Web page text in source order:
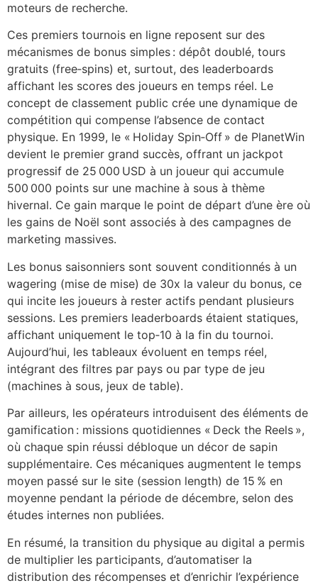
moteurs de recherche.
Ces premiers tournois en ligne reposent sur des
mécanismes de bonus simples : dépôt doublé, tours
gratuits (free‑spins) et, surtout, des leaderboards
affichant les scores des joueurs en temps réel. Le
concept de classement public crée une dynamique de
compétition qui compense l’absence de contact
physique. En 1999, le « Holiday Spin‑Off » de PlanetWin
devient le premier grand succès, offrant un jackpot
progressif de 25 000 USD à un joueur qui accumule
500 000 points sur une machine à sous à thème
hivernal. Ce gain marque le point de départ d’une ère où
les gains de Noël sont associés à des campagnes de
marketing massives.
Les bonus saisonniers sont souvent conditionnés à un
wagering (mise de mise) de 30x la valeur du bonus, ce
qui incite les joueurs à rester actifs pendant plusieurs
sessions. Les premiers leaderboards étaient statiques,
affichant uniquement le top‑10 à la fin du tournoi.
Aujourd’hui, les tableaux évoluent en temps réel,
intégrant des filtres par pays ou par type de jeu
(machines à sous, jeux de table).
Par ailleurs, les opérateurs introduisent des éléments de
gamification : missions quotidiennes « Deck the Reels »,
où chaque spin réussi débloque un décor de sapin
supplémentaire. Ces mécaniques augmentent le temps
moyen passé sur le site (session length) de 15 % en
moyenne pendant la période de décembre, selon des
études internes non publiées.
En résumé, la transition du physique au digital a permis
de multiplier les participants, d’automatiser la
distribution des récompenses et d’enrichir l’expérience